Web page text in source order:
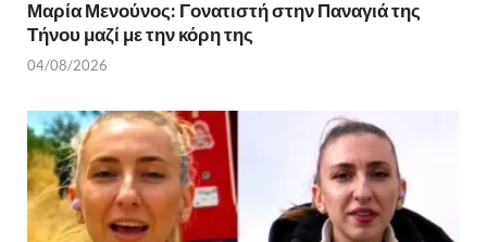
Μαρία Μενούνος: Γονατιστή στην Παναγιά της
Τήνου μαζί με την κόρη της
04/08/2026